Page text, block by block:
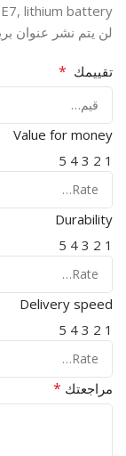
lithium battery”
لن يتم نشر عنوان
تقييمك *
Value for money
1
2
3
4
5
Durability
1
2
3
4
5
Delivery speed
1
2
3
4
5
مراجعتك *